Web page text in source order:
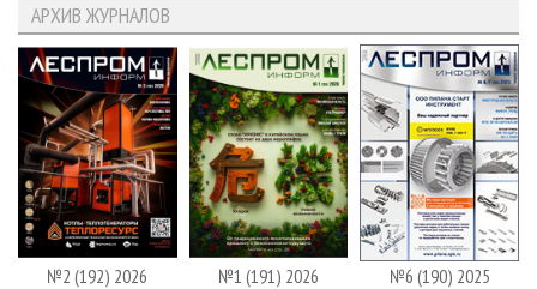
АРХИВ ЖУРНАЛОВ
№2 (192) 2026 №1 (191) 2026 №6 (190) 2025